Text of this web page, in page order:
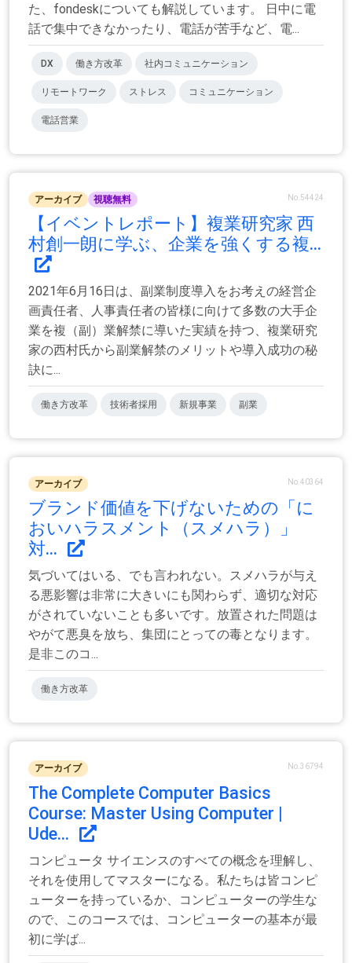
た、fondeskについても解説しています。 日中に電
話で集中できなかったり、電話が苦手など、電...
DX 働き方改革 社内コミュニケーション
リモートワーク ストレス コミュニケーション
電話営業
アーカイブ 視聴無料 No.54424
【イベントレポート】複業研究家 西
村創一朗に学ぶ、企業を強くする複...
2021年6月16日は、副業制度導入をお考えの経営企
画責任者、人事責任者の皆様に向けて多数の大手企
業を複（副）業解禁に導いた実績を持つ、複業研究
家の西村氏から副業解禁のメリットや導入成功の秘
訣に...
働き方改革 技術者採用 新規事業 副業
アーカイブ No.40364
ブランド価値を下げないための「に
おいハラスメント（スメハラ）」
対...
気づいてはいる、でも言われない。スメハラが与え
る悪影響は非常に大きいにも関わらず、適切な対応
がされていないことも多いです。放置された問題は
やがて悪臭を放ち、集団にとっての毒となります。
是非このコ...
働き方改革
アーカイブ No.36794
The Complete Computer Basics
Course: Master Using Computer |
Ude...
コンピュータ サイエンスのすべての概念を理解し、
それを使用してマスターになる。私たちは皆コンピ
ューターを持っているか、コンピューターの学生な
ので、このコースでは、コンピューターの基本が最
初に学ば...